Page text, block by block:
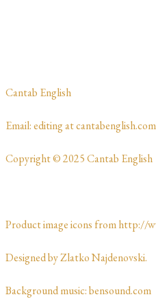
​Cantab English
​​​Email: editing at cantabenglish.com
Copyright © 2025 Cantab English
Product image icons from http://
Designed by Zlatko Najdenovski. ​​​​
Background music: bensound.com